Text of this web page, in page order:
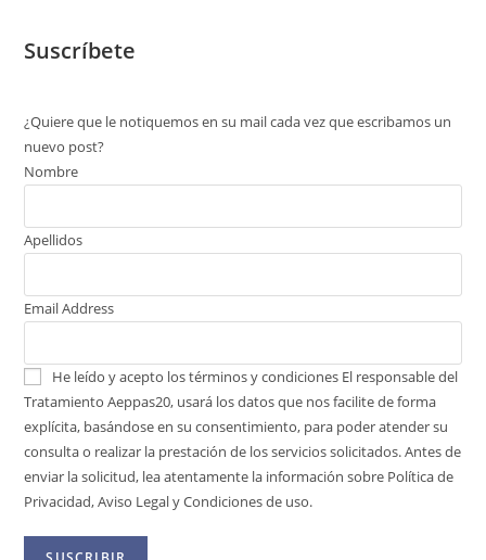
Suscríbete
¿Quiere que le notiquemos en su mail cada vez que escribamos un
nuevo post?
Nombre
Apellidos
Email Address
He leído y acepto los términos y condiciones El responsable del
Tratamiento Aeppas20, usará los datos que nos facilite de forma
explícita, basándose en su consentimiento, para poder atender su
consulta o realizar la prestación de los servicios solicitados. Antes de
enviar la solicitud, lea atentamente la información sobre Política de
Privacidad, Aviso Legal y Condiciones de uso.